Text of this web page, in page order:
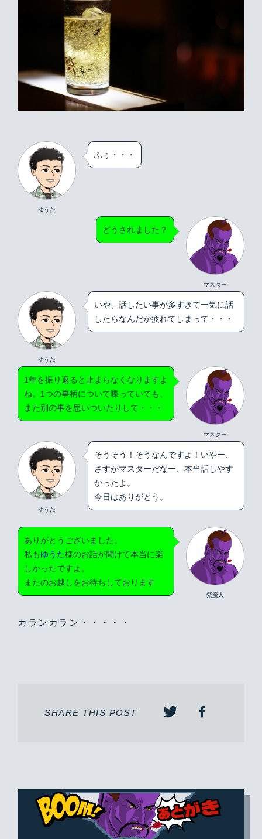
ゆうた
ふぅ・・・
マスター
どうされました？
ゆうた
いや、話したい事が多すぎて一気に話
したらなんだか疲れてしまって・・・
マスター
1年を振り返ると止まらなくなりますよ
ね。1つの事柄について喋っていても、
また別の事を思いついたりして・・・
ゆうた
そうそう！そうなんですよ！いやー、
さすがマスターだなー、本当話しやす
かったよ。
今日はありがとう。
紫魔人
ありがとうございました。
私もゆうた様のお話が聞けて本当に楽
しかったですよ。
またのお越しをお待ちしております
カランカラン・・・・・
SHARE THIS POST